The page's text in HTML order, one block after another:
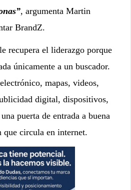
, argumenta Martin
BrandZ.
recupera el liderazgo porque
únicamente a un buscador.
mapas, videos,
digital, dispositivos,
puerta de entrada a buena
circula en internet.